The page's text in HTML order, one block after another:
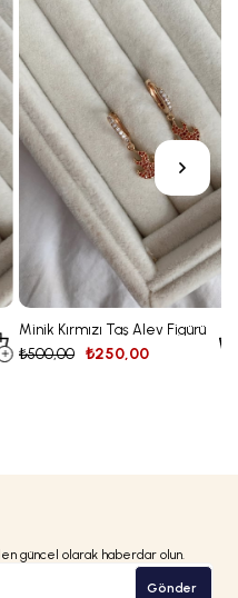
Kırmızı Taş Alev Figürü
Küpe₺250,00
güncel olarak haberdar olun.
Gönder